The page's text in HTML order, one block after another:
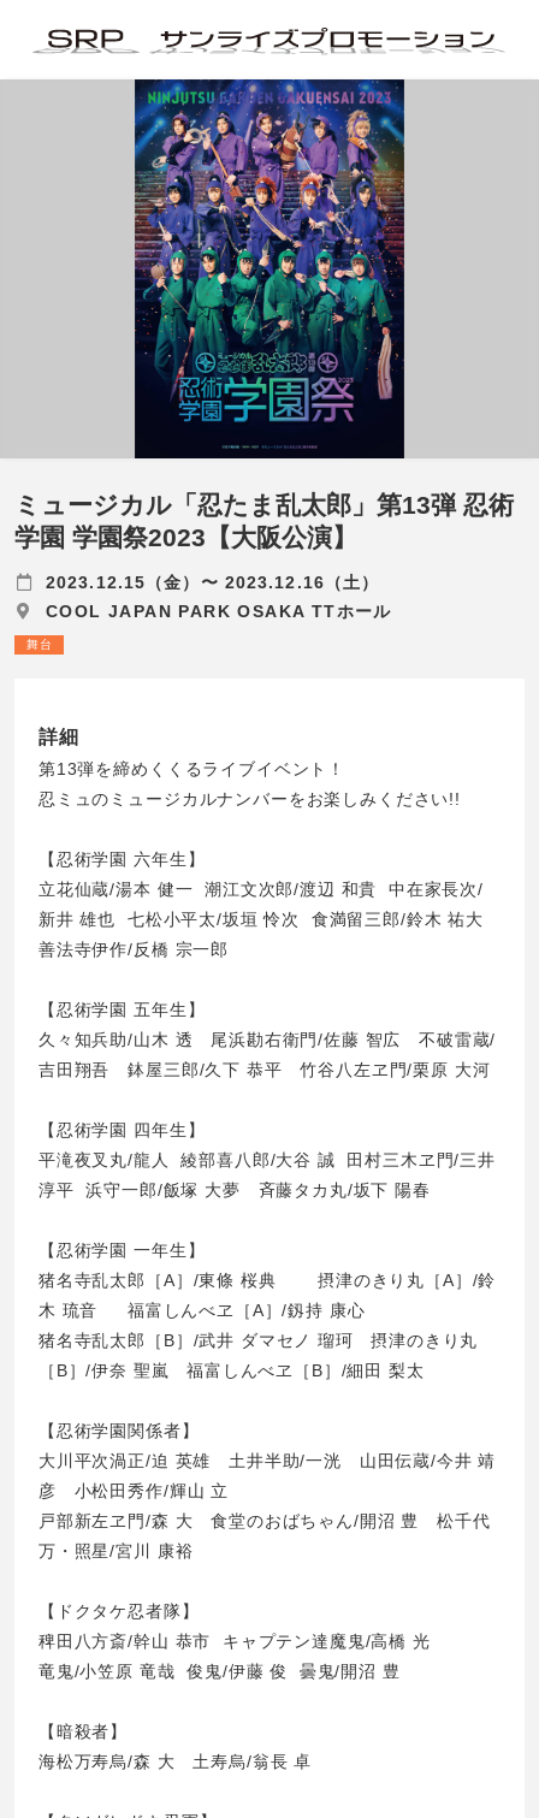
ミュージカル「忍たま乱太郎」第13弾 忍術
学園 学園祭2023【大阪公演】
2023.12.15（金）〜 2023.12.16（土）
COOL JAPAN PARK OSAKA TTホール
舞台
詳細
第13弾を締めくくるライブイベント！
忍ミュのミュージカルナンバーをお楽しみください!!
【忍術学園 六年生】
立花仙蔵/湯本 健一 潮江文次郎/渡辺 和貴 中在家長次/
新井 雄也 七松小平太/坂垣 怜次 食満留三郎/鈴木 祐大
善法寺伊作/反橋 宗一郎
【忍術学園 五年生】
久々知兵助/山木 透 尾浜勘右衛門/佐藤 智広 不破雷蔵/
吉田翔吾 鉢屋三郎/久下 恭平 竹谷八左ヱ門/栗原 大河
【忍術学園 四年生】
平滝夜叉丸/龍人 綾部喜八郎/大谷 誠 田村三木ヱ門/三井
淳平 浜守一郎/飯塚 大夢 斉藤タカ丸/坂下 陽春
【忍術学園 一年生】
猪名寺乱太郎［A］/東條 桜典 摂津のきり丸［A］/鈴
木 琉音 福富しんべヱ［A］/釼持 康心
猪名寺乱太郎［B］/武井 ダマセノ 瑠珂 摂津のきり丸
［B］/伊奈 聖嵐 福富しんべヱ［B］/細田 梨太
【忍術学園関係者】
大川平次渦正/迫 英雄 土井半助/一洸 山田伝蔵/今井 靖
彦 小松田秀作/輝山 立
戸部新左ヱ門/森 大 食堂のおばちゃん/開沼 豊 松千代
万・照星/宮川 康裕
【ドクタケ忍者隊】
稗田八方斎/幹山 恭市 キャプテン達魔鬼/高橋 光
竜鬼/小笠原 竜哉 俊鬼/伊藤 俊 曇鬼/開沼 豊
【暗殺者】
海松万寿烏/森 大 土寿烏/翁長 卓